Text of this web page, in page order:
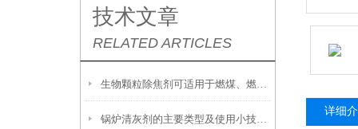
技术文章
RELATED ARTICLES
生物颗粒除焦剂可适用于燃煤、燃油及生物质混燃锅炉的定期除焦
锅炉清灰剂的主要类型及使用小技巧分享
详细